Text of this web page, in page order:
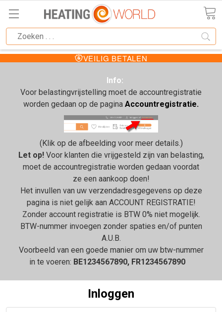
VEILIG BETALEN
Info:
Voor belastingvrijstelling moet de accountregistratie
worden gedaan op de pagina Accountregistratie.
(Klik op de afbeelding voor meer details.)
Let op!Voor klanten die vrijgesteld zijn van belasting,
moet de accountregistratie worden gedaan voordat
ze een aankoop doen!
Het invullen van uw verzendadresgegevens op deze
pagina is niet gelijk aan ACCOUNT REGISTRATIE!
Zonder account registratie is BTW 0% niet mogelijk.
BTW-nummer invoegen zonder spaties en/of punten
A.U.B.
Voorbeeld van een goede manier om uw btw-nummer
in te voeren: BE1234567890, FR1234567890
Inloggen